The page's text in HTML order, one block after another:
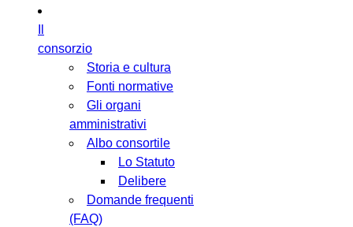
consorzio
Storia e cultura
Fonti normative
Gli organi
amministrativi
Albo consortile
Lo Statuto
Delibere
Domande frequenti
(FAQ)